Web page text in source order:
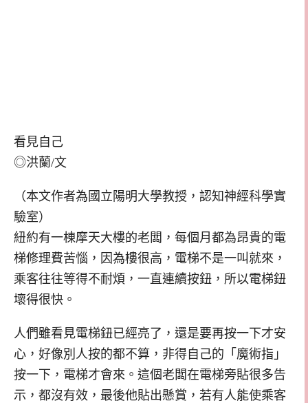
看見自己
◎洪蘭/文
（本文作者為國立陽明大學教授，認知神經科學實
驗室）
紐約有一棟摩天大樓的老闆，每個月都為昂貴的電
梯修理費苦惱，因為樓很高，電梯不是一叫就來，
乘客往往等得不耐煩，一直連續按鈕，所以電梯鈕
壞得很快。
人們雖看見電梯鈕已經亮了，還是要再按一下才安
心，好像別人按的都不算，非得自己的「魔術指」
按一下，電梯才會來。這個老闆在電梯旁貼很多告
示，都沒有效，最後他貼出懸賞，若有人能使乘客